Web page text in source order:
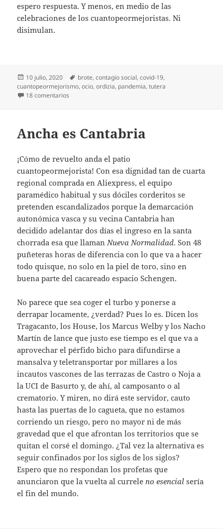
espero respuesta. Y menos, en medio de las
celebraciones de los cuantopeormejoristas. Ni
disimulan.
Publicado
el
10 julio, 2020 Etiquetas
brote,contagio social,covid-19,
cuantopeormejorismo,ocio,ordizia, pandemia,tutera
18 comentarios
Ancha es Cantabria
¡Cómo de revuelto anda el patio
cuantopeormejorista! Con esa dignidad tan de cuarta
regional comprada en Aliexpress, el equipo
paramédico habitual y sus dóciles corderitos se
pretenden escandalizados porque la demarcación
autonómica vasca y su vecina Cantabria han
decidido adelantar dos días el ingreso en la santa
chorrada esa que llaman Nueva Normalidad. Son 48
puñeteras horas de diferencia con lo que va a hacer
todo quisque, no solo en la piel de toro, sino en
buena parte del cacareado espacio Schengen.
No parece que sea coger el turbo y ponerse a
derrapar locamente, ¿verdad? Pues lo es. Dicen los
Tragacanto, los House, los Marcus Welby y los Nacho
Martín de lance que justo ese tiempo es el que va a
aprovechar el pérfido bicho para difundirse a
mansalva y teletransportar por millares a los
incautos vascones de las terrazas de Castro o Noja a
la UCI de Basurto y, de ahí, al camposanto o al
crematorio. Y miren, no dirá este servidor, cauto
hasta las puertas de lo cagueta, que no estamos
corriendo un riesgo, pero no mayor ni de más
gravedad que el que afrontan los territorios que se
quitan el corsé el domingo. ¿Tal vez la alternativa es
seguir confinados por los siglos de los siglos?
Espero que no respondan los profetas que
anunciaron que la vuelta al currele no esencial sería
el fin del mundo.